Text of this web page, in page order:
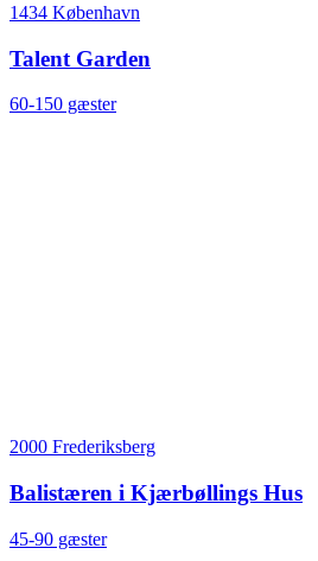
1434 København
Talent Garden
60-150 gæster
2000 Frederiksberg
Balistæren i Kjærbøllings Hus
45-90 gæster